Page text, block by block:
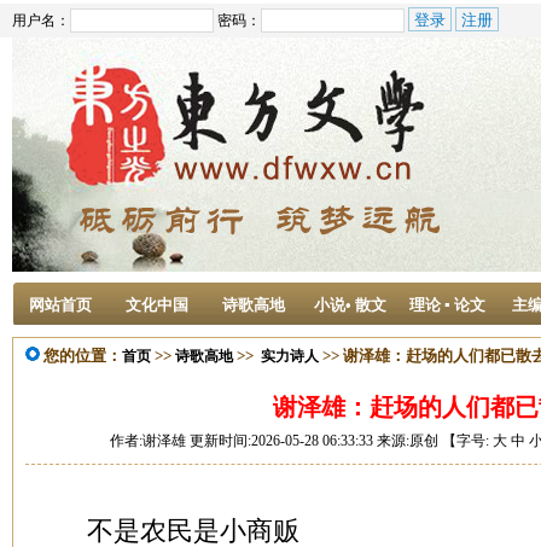
用户名： 密码：
网站首页 文化中国 诗歌高地 小说• 散文 理论 ▪ 论文 主
您的位置： 首页 >> 诗歌高地>> 实力诗人 >> 谢泽雄：赶场的人们都已散
谢泽雄：赶场的人们都
作者:谢泽雄 更新时间:2026-05-28 06:33:33 来源:原创 【字号: 大 中
不是农民是小商贩